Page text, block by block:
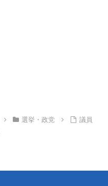
選挙・政党
議員